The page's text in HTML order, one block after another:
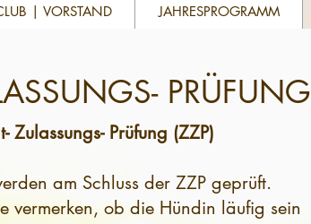
| VORSTAND JAHRESPROGRAMM
PRÜFUNG
Zulassungs- Prüfung (ZZP)
am Schluss der ZZP geprüft.
vermerken, ob die Hündin läufig sein